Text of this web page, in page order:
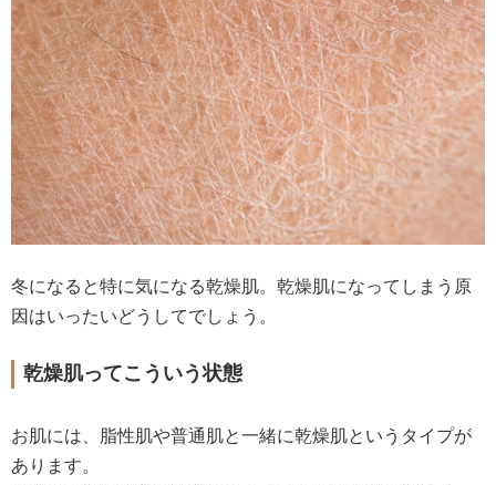
冬になると特に気になる乾燥肌。乾燥肌になってしまう原
因はいったいどうしてでしょう。
乾燥肌ってこういう状態
お肌には、脂性肌や普通肌と一緒に乾燥肌というタイプが
あります。